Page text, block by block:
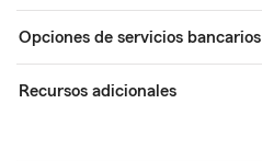
Opciones de servicios bancarios
Recursos adicionales